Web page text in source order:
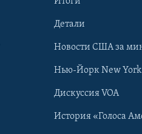
Детали
Новости США за
Нью-Йорк New York
Дискуссия VOA
История «Голоса